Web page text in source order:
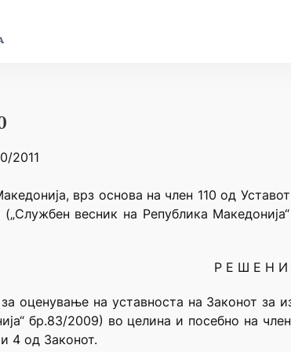
2011
врз основа на член 110 од
весник на Република
Р Е Ш Е Н И
оценување на уставноста на Законот за
бр.83/2009) во целина и посебно на
4 од Законот.